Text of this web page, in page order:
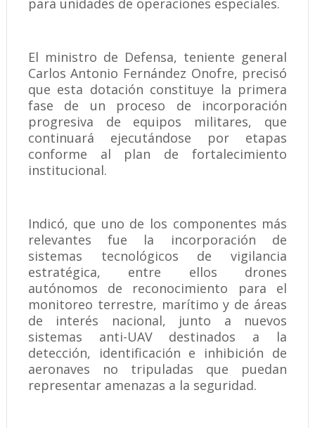
para unidades de operaciones especiales.
El ministro de Defensa, teniente general
Carlos Antonio Fernández Onofre, precisó
que esta dotación constituye la primera
fase de un proceso de incorporación
progresiva de equipos militares, que
continuará ejecutándose por etapas
conforme al plan de fortalecimiento
institucional.
Indicó, que uno de los componentes más
relevantes fue la incorporación de
sistemas tecnológicos de vigilancia
estratégica, entre ellos drones
autónomos de reconocimiento para el
monitoreo terrestre, marítimo y de áreas
de interés nacional, junto a nuevos
sistemas anti-UAV destinados a la
detección, identificación e inhibición de
aeronaves no tripuladas que puedan
representar amenazas a la seguridad.